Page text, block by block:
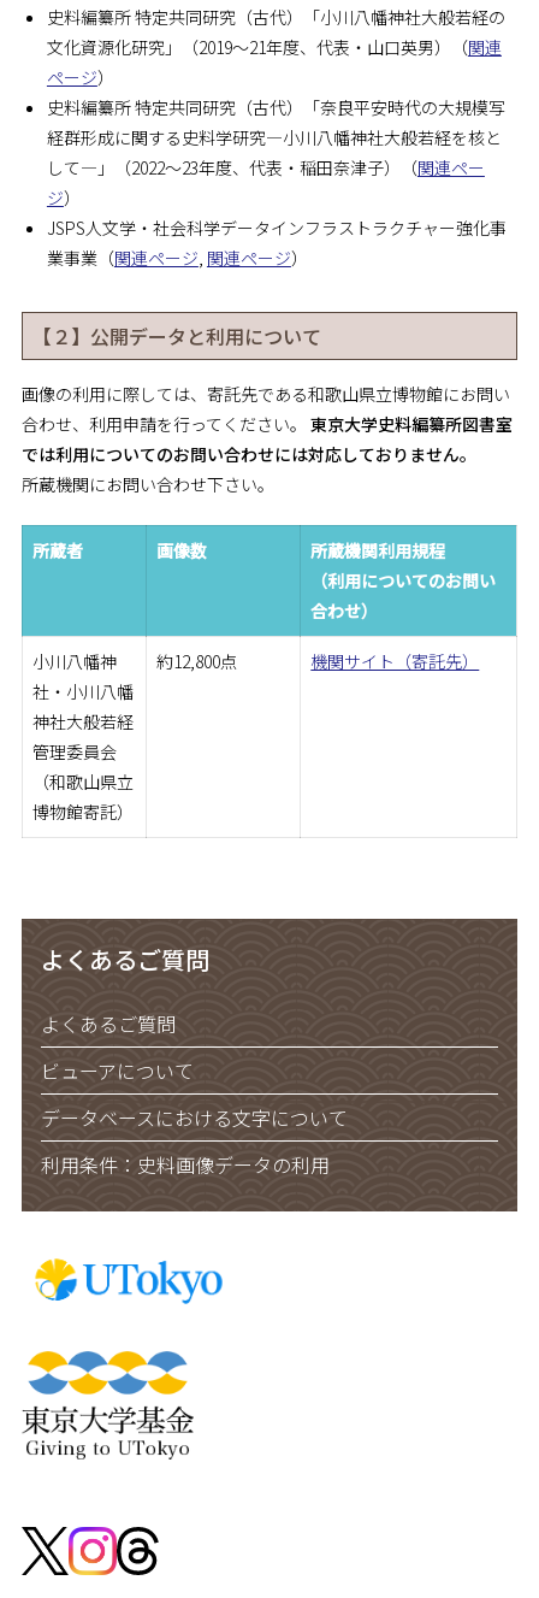
史料編纂所 特定共同研究（古代）「小川八幡神社大般若経の
文化資源化研究」（2019～21年度、代表・山口英男）（関連
ページ）
史料編纂所 特定共同研究（古代）「奈良平安時代の大規模写
経群形成に関する史料学研究―小川八幡神社大般若経を核と
して―」（2022～23年度、代表・稲田奈津子）（関連ペー
ジ）
JSPS人文学・社会科学データインフラストラクチャー強化事
業事業（関連ページ 関連ページ）
【２】公開データと利用について
画像の利用に際しては、寄託先である和歌山県立博物館にお問い
合わせ、利用申請を行ってください。 東京大学史料編纂所図書室
では利用についてのお問い合わせには対応しておりません。
所蔵機関にお問い合わせ下さい。
所蔵者 画像数
所蔵機関利用規程
（利用についてのお問い
合わせ）
小川八幡神
社・小川八幡
神社大般若経
管理委員会
（和歌山県立
博物館寄託）
約12,800点 機関サイト（寄託先）
よくあるご質問
よくあるご質問
ビューアについて
データベースにおける文字について
利用条件：史料画像データの利用